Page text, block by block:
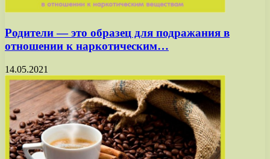
Родители — это образец для подражания в
отношении к наркотическим…
14.05.2021